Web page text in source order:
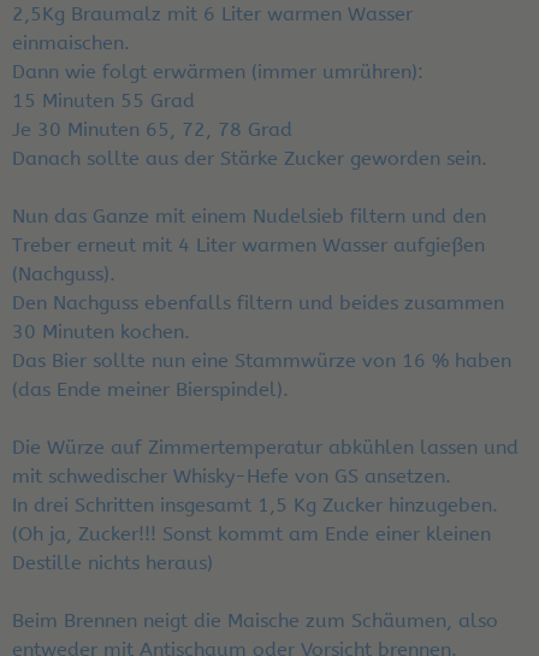
2,5Kg Braumalz mit 6 Liter warmen Wasser
einmaischen.
Dann wie folgt erwärmen (immer umrühren):
15 Minuten 55 Grad
Je 30 Minuten 65, 72, 78 Grad
Danach sollte aus der Stärke Zucker geworden sein.
Nun das Ganze mit einem Nudelsieb filtern und den
Treber erneut mit 4 Liter warmen Wasser aufgießen
(Nachguss).
Den Nachguss ebenfalls filtern und beides zusammen
30 Minuten kochen.
Das Bier sollte nun eine Stammwürze von 16 % haben
(das Ende meiner Bierspindel).
Die Würze auf Zimmertemperatur abkühlen lassen und
mit schwedischer Whisky-Hefe von GS ansetzen.
In drei Schritten insgesamt 1,5 Kg Zucker hinzugeben.
(Oh ja, Zucker!!! Sonst kommt am Ende einer kleinen
Destille nichts heraus)
Beim Brennen neigt die Maische zum Schäumen, also
entweder mit Antischaum oder Vorsicht brennen.